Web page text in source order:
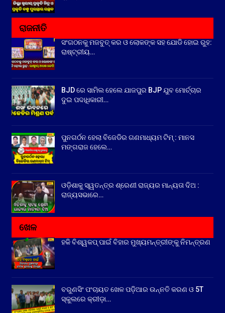
ରାଜନୀତି
ସଂଗଠନକୁ ମଜବୁତ୍ କର ଓ ଲୋକଙ୍କ ସହ ଯୋଡି ହୋଇ ରୁହ:
ରାଷ୍ଟ୍ରୀୟ…
BJD ରେ ସାମିଲ ହେଲେ ଯାଜପୁର BJP ଯୁବ ମୋର୍ଚ୍ଚାର
ଦୁଇ ପଦାଧିକାରୀ…
ପୁନଗର୍ଠନ ହେଲା ବିଜେଡିର ଗଣମାଧ୍ୟମ ଟିମ୍ : ମାନସ
ମଙ୍ଗରାଜ ହେଲେ…
ଓଡ଼ିଶାକୁ ସ୍ୱତନ୍ତ୍ର ଶ୍ରେଣୀ ରାଜ୍ୟର ମାନ୍ୟତା ଦିଅ :
ରାଜ୍ୟସଭାରେ…
ଖେଳ
ହକି ବିଶ୍ୱକପ୍ ପାଇଁ ବିହାର ମୁଖ୍ୟମନ୍ତ୍ରୀଙ୍କୁ ନିମନ୍ତ୍ରଣ
ବରୁଣସିଂ ପଂଚାୟତ ଖେଳ ପଡ଼ିଆର ଉନ୍ନତି କରଣ ଓ 5T
ସ୍କୁଲରେ କ୍ରୀଡ଼ା…